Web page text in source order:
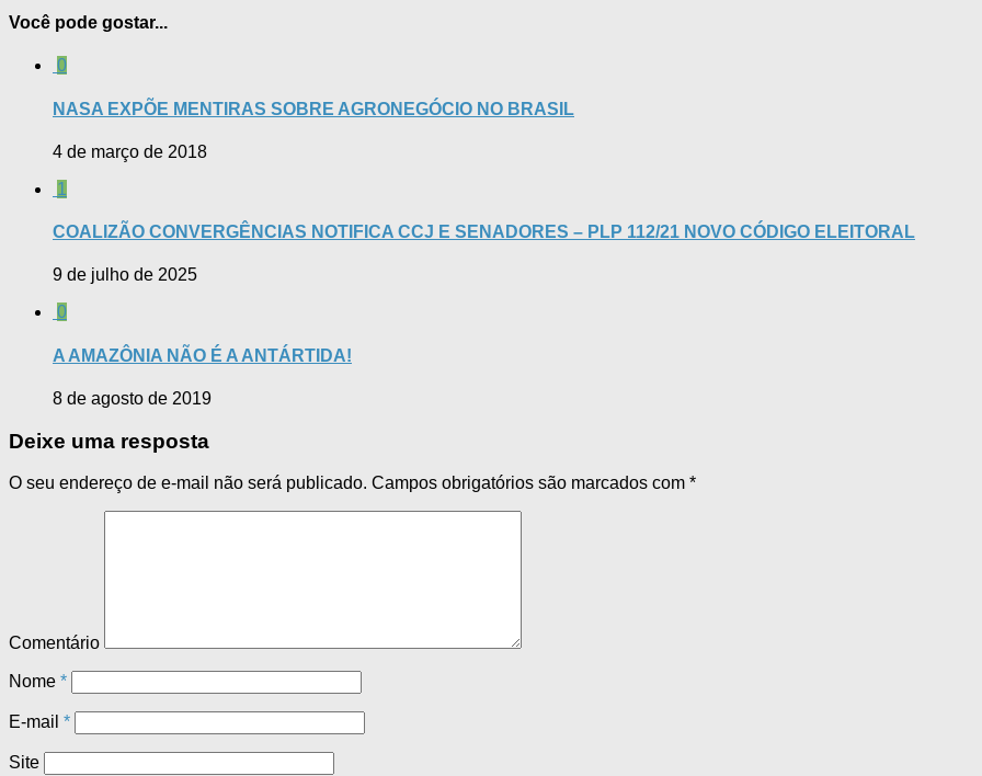
Você pode gostar...
0
NASA EXPÕE MENTIRAS SOBRE AGRONEGÓCIO NO BRASIL
4 de março de 2018
1
COALIZÃO CONVERGÊNCIAS NOTIFICA CCJ E SENADORES – PLP 112/21 NOVO CÓDIGO ELEITORAL
9 de julho de 2025
0
A AMAZÔNIA NÃO É A ANTÁRTIDA!
8 de agosto de 2019
Deixe uma resposta
O seu endereço de e-mail não será publicado. Campos obrigatórios são marcados com *
Comentário
Nome *
E-mail *
Site